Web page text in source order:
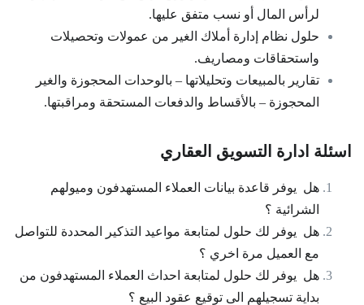
لرأس المال أو نسب متفق عليها.
حلول نظام إدارة أملاك الغير من عمولات وتحصيلات
واستحقاقات ومصاريف.
تقارير بالمبيعات وتحليلاتها – بالوحدات المحجوزة والغير
المحجوزة – بالأقساط والدفعات المستحقة ومراقبتها.
اسئلة ادارة التسويق العقاري
هل يوفر قاعدة بيانات العملاء المستهدفون وميولهم
الشرائية ؟
هل يوفر لك حلول لمتابعة مواعيد التذكير المحددة للتواصل
مع العميل مرة اخري ؟
هل يوفر لك حلول لمتابعة احداث العملاء المستهدفون من
بداية تسجيلهم الى توقيع عقود البيع ؟